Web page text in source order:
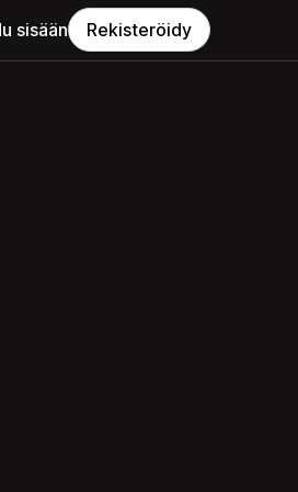
sisään Rekisteröidy